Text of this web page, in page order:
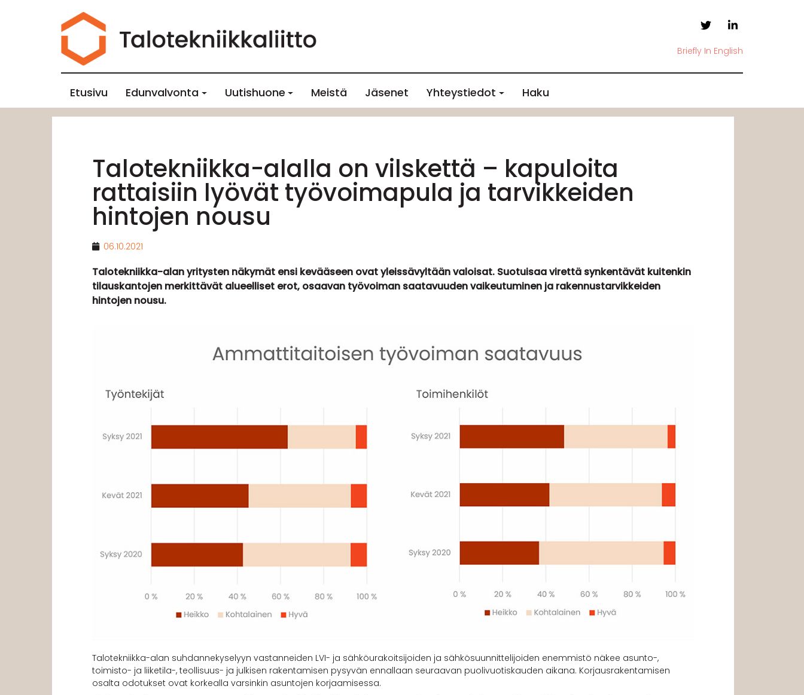
Briefly In English
Etusivu Edunvalvonta Uutishuone Meistä Jäsenet Yhteystiedot Haku
Talotekniikka-alalla on vilskettä – kapuloita
rattaisiin lyövät työvoimapula ja tarvikkeiden
hintojen nousu
06.10.2021
Talotekniikka-alan yritysten näkymät ensi kevääseen ovat yleissävyltään valoisat. Suotuisaa virettä synkentävät kuitenkin
tilauskantojen merkittävät alueelliset erot, osaavan työvoiman saatavuuden vaikeutuminen ja rakennustarvikkeiden
hintojen nousu.
Talotekniikka-alan suhdannekyselyyn vastanneiden LVI- ja sähköurakoitsijoiden ja sähkösuunnittelijoiden enemmistö näkee asunto-,
toimisto- ja liiketila-, teollisuus- ja julkisen rakentamisen pysyvän ennallaan seuraavan puolivuotiskauden aikana. Korjausrakentamisen
osalta odotukset ovat korkealla varsinkin asuntojen korjaamisessa.